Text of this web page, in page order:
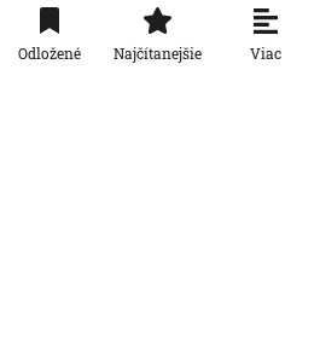
Odložené Najčítanejšie Viac